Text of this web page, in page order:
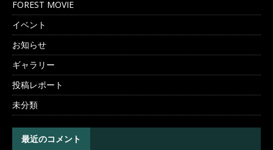
FOREST MOVIE
イベント
お知らせ
ギャラリー
投稿レポート
未分類
最近のコメント